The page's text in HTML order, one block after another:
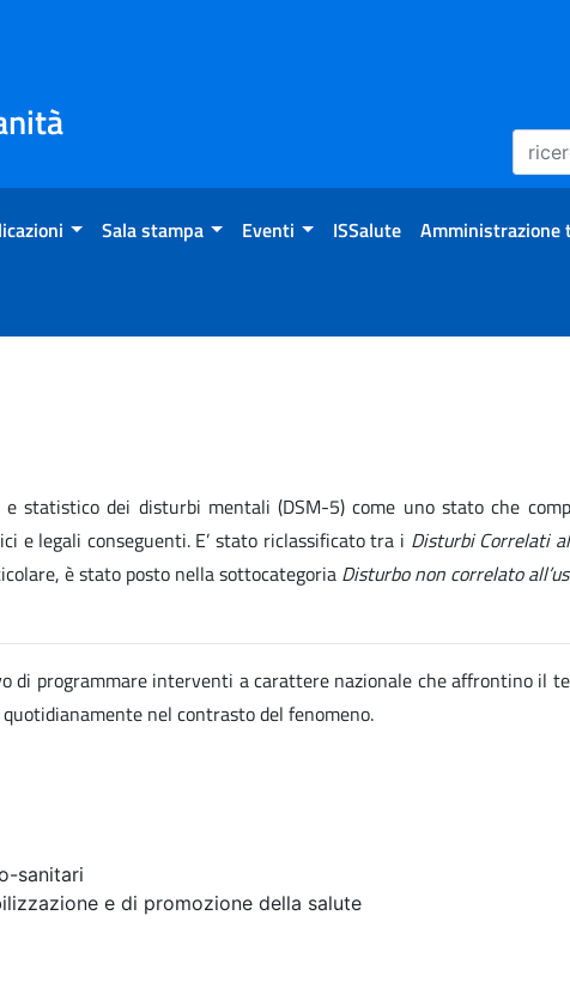
Sala stampa Eventi ISSalute Amministrazione
statistico dei disturbi mentali (DSM-5) come uno stato che
e legali conseguenti. E’ stato riclassificato tra i Disturbi Correlati
è stato posto nella sottocategoria Disturbo non correlato
di programmare interventi a carattere nazionale che affrontino il
nel contrasto del fenomeno.
sanitari
e di promozione della salute